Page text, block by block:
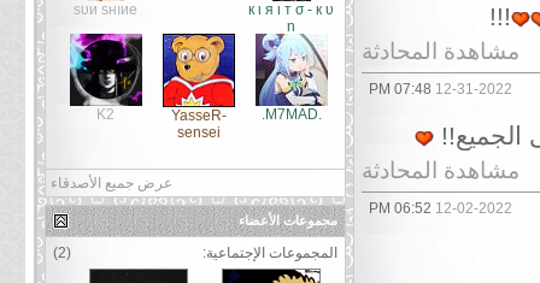
!!!
مشاهدة المحادثة
12-31-2022
07:48 PM
الجميع!!
مشاهدة المحادثة
12-02-2022
06:52 PM
к ι я ι т σ - к υ
η
sυи sнıиe
.M7MAD.
YasseR-
sensei
K2
عرض جميع الأصدقاء
مجموعات الأعضاء
(2) المجموعات الإجتماعية: